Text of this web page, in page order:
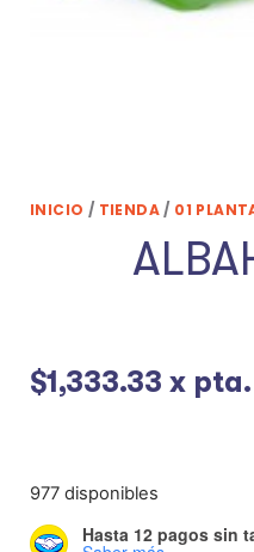
INICIO / TIENDA/ 01
$1,333.33 x pta.
977 disponibles
Hasta 12 pagos sin